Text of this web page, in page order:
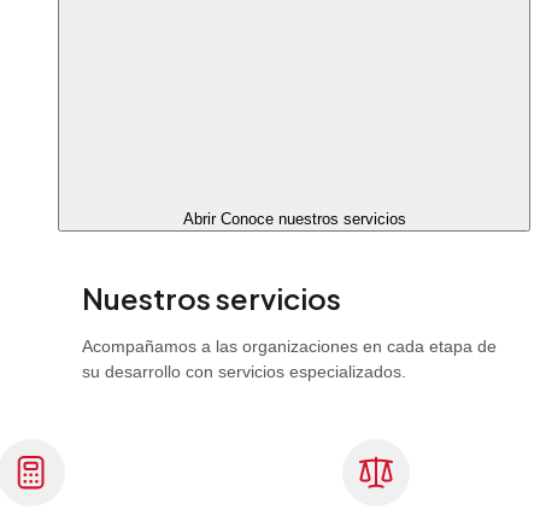
Abrir Conoce nuestros servicios
Nuestros servicios
Acompañamos a las organizaciones en cada etapa de
su desarrollo con servicios especializados.